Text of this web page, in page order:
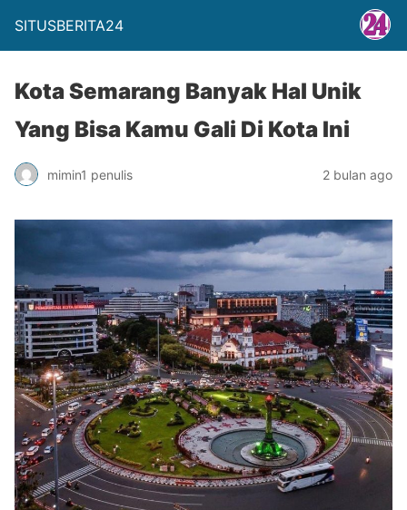
SITUSBERITA24
Kota Semarang Banyak Hal Unik
Yang Bisa Kamu Gali Di Kota Ini
mimin1 penulis 2 bulan ago